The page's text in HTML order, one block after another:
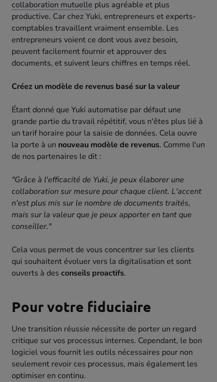
collaboration mutuelle plus agréable et plus
productive. Car chez Yuki, entrepreneurs et experts-
comptables travaillent vraiment ensemble. Les
entrepreneurs voient ce dont vous avez besoin,
peuvent facilement fournir et approuver des
documents, et suivent leurs chiffres en temps réel.
Créez un modèle de revenus basé sur la valeur
Étant donné que Yuki automatise par défaut une
grande partie du travail répétitif, vous n'êtes plus lié à
un tarif horaire pour la saisie de données. Cela ouvre
la porte à un nouveau modèle de revenus. Comme l'un
de nos partenaires le dit :
"Grâce à l'efficacité de Yuki, je peux élaborer une
collaboration sur mesure pour chaque client. L'accent
n'est plus mis sur le nombre de documents traités,
mais sur la valeur que je peux apporter en tant que
conseiller."
Cela vous permet de vous concentrer sur les clients
qui souhaitent évoluer vers la digitalisation et sont
ouverts à des conseils proactifs.
Pour votre fiduciaire
Une transition réussie nécessite de porter un regard
critique sur vos processus internes. Cependant, le bon
logiciel vous fournit les outils nécessaires pour non
seulement revoir ces processus, mais également les
optimiser en continu.